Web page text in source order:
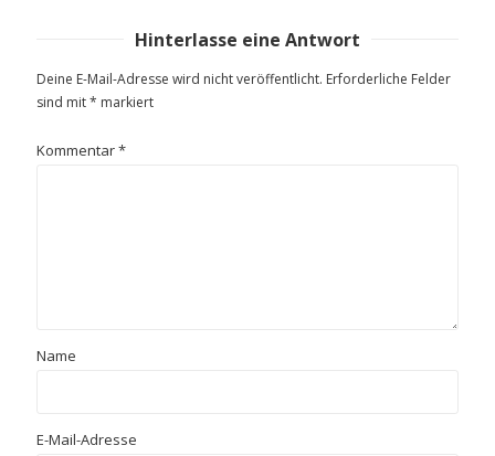
Hinterlasse eine Antwort
Deine E-Mail-Adresse wird nicht veröffentlicht. Erforderliche Felder
sind mit* markiert
Kommentar*
Name
E-Mail-Adresse